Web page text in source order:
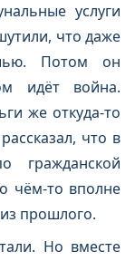
услуги
что даже
Потом он
идёт война.
же откуда-то
что в
гражданской
чём-то вполне
прошлого.
Но вместе